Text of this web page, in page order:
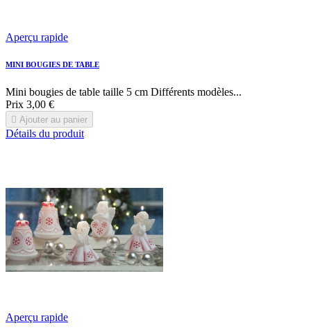
Aperçu rapide
MINI BOUGIES DE TABLE
Mini bougies de table taille 5 cm Différents modèles...
Prix 3,00 €
 Ajouter au panier
Détails du produit
Aperçu rapide